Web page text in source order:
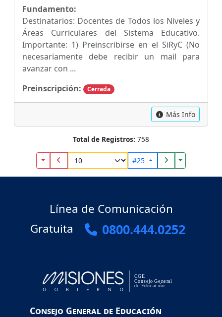
Fundamento:
Destinatarios: Docentes de Todos los Niveles y
Áreas Curriculares del Sistema Educativo.
Importante: 1) Preinscribirse en el SiRyC (No
necesariamente debe recibir un mail para
avanzar con ...
Preinscripción:
Cerrada
Más Info
Total de Registros: 758
Toggle Dropdown #25 Toggle
Consejo General de Educación
Línea de Comunicación
Gratuita
0800.444.0252